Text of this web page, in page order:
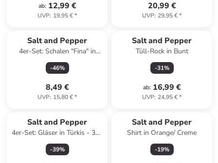
ab: 12,99 €
UVP: 19,95 €*
20,99 €
UVP: 29,95 €*
Salt and Pepper
4er-Set: Schalen "Fina" in
Weiß/ Schwarz - (H)3 x Ø 9
cm
-46%
8,49 €
UVP: 15,80 €*
Salt and Pepper
Tüll-Rock in Bunt
-31%
ab: 16,99 €
UVP: 24,95 €*
Salt and Pepper
4er-Set: Gläser in Türkis - 300
ml
-39%
Salt and Pepper
Shirt in Orange/ Creme
-19%